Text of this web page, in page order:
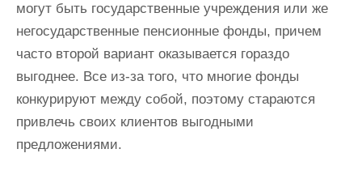
могут быть государственные учреждения или же
негосударственные пенсионные фонды, причем
часто второй вариант оказывается гораздо
выгоднее. Все из-за того, что многие фонды
конкурируют между собой, поэтому стараются
привлечь своих клиентов выгодными
предложениями.